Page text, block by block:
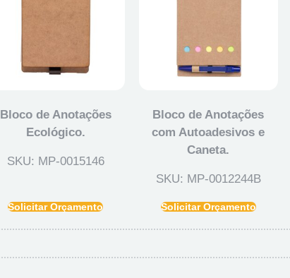
Bloco de Anotações
Ecológico.
SKU: MP-0015146
Solicitar Orçamento
Bloco de Anotações
com Autoadesivos e
Caneta.
SKU: MP-0012244B
Solicitar Orçamento